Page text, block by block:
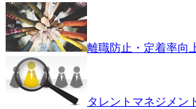
離職防止・定着率向
タレントマネジメン